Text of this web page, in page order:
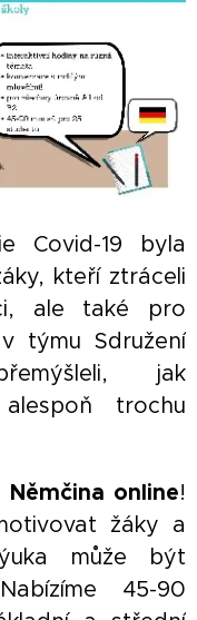
Covid-19 byla
kteří ztráceli
ale také pro
týmu Sdružení
jak
trochu
Němčina online!
žáky a
může být
45-90